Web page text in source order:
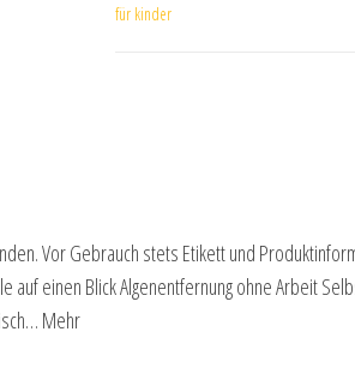
für kinder
Vor Gebrauch stets Etikett und
auf einen Blick Algenentfernung ohne Arbeit
Mehr